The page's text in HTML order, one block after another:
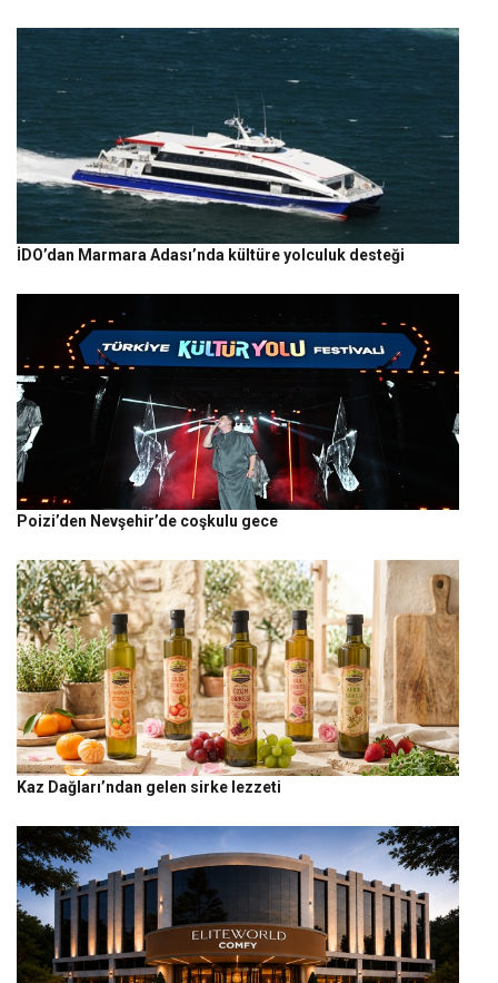
İDO’dan Marmara Adası’nda kültüre yolculuk desteği
Poizi’den Nevşehir’de coşkulu gece
Kaz Dağları’ndan gelen sirke lezzeti